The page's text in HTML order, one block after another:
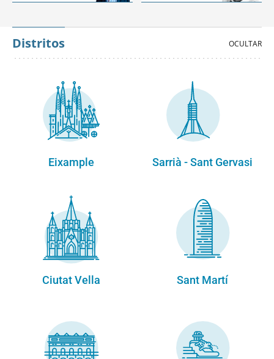
Distritos
Eixample Sarrià - Sant Gervasi
Ciutat Vella Sant Martí